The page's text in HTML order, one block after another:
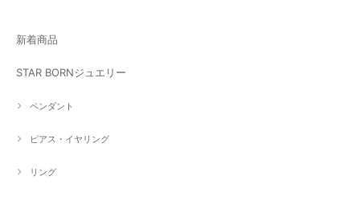
新着商品
STAR BORNジュエリー
ペンダント
ピアス・イヤリング
リング